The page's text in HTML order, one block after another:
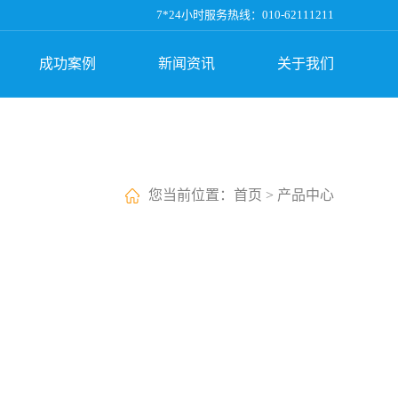
7*24小时服务热线：010-62111211
成功案例 新闻资讯 关于我们
您当前位置： 首页 > 产品中心